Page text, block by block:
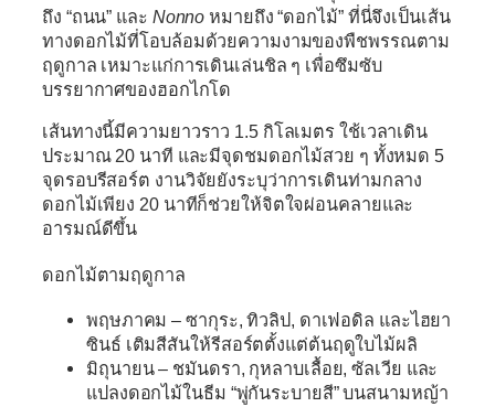
ถึง “ถนน” และ Nonno หมายถึง “ดอกไม้” ที่นี่จึงเป็นเส้น
ทางดอกไม้ที่โอบล้อมด้วยความงามของพืชพรรณตาม
ฤดูกาล เหมาะแก่การเดินเล่นชิล ๆ เพื่อซึมซับ
บรรยากาศของฮอกไกโด
เส้นทางนี้มีความยาวราว 1.5 กิโลเมตร ใช้เวลาเดิน
ประมาณ 20 นาที และมีจุดชมดอกไม้สวย ๆ ทั้งหมด 5
จุดรอบรีสอร์ต งานวิจัยยังระบุว่าการเดินท่ามกลาง
ดอกไม้เพียง 20 นาทีก็ช่วยให้จิตใจผ่อนคลายและ
อารมณ์ดีขึ้น
ดอกไม้ตามฤดูกาล
พฤษภาคม – ซากุระ, ทิวลิป, ดาเฟอดิล และไฮยา
ซินธ์ เติมสีสันให้รีสอร์ตตั้งแต่ต้นฤดูใบไม้ผลิ
มิถุนายน– ชมันดรา, กุหลาบเลื้อย, ซัลเวีย และ
แปลงดอกไม้ในธีม “พู่กันระบายสี” บนสนามหญ้า